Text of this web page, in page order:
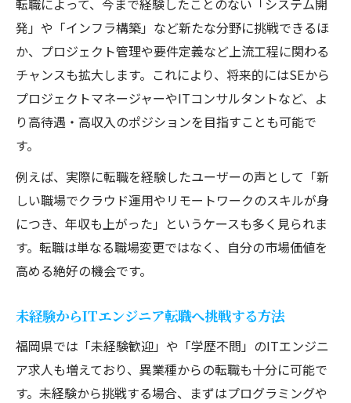
発」や「インフラ構築」など新たな分野に挑戦できるほ
か、プロジェクト管理や要件定義など上流工程に関わる
チャンスも拡大します。これにより、将来的にはSEから
プロジェクトマネージャーやITコンサルタントなど、よ
り高待遇・高収入のポジションを目指すことも可能で
す。
例えば、実際に転職を経験したユーザーの声として「新
しい職場でクラウド運用やリモートワークのスキルが身
につき、年収も上がった」というケースも多く見られま
す。転職は単なる職場変更ではなく、自分の市場価値を
高める絶好の機会です。
未経験からITエンジニア転職へ挑戦する方法
福岡県では「未経験歓迎」や「学歴不問」のITエンジニ
ア求人も増えており、異業種からの転職も十分に可能で
す。未経験から挑戦する場合、まずはプログラミングや